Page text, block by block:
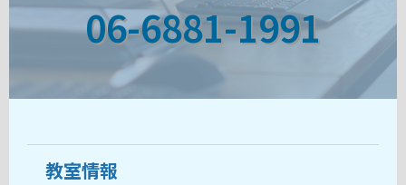
06-6881-1991
教室情報